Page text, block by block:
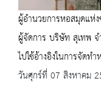
ผู้อำนวยการหอสมุดแห่ง
ผู้จัดการ บริษัท สุเทพ
ไปใช้อ้างอิงในการจัดท
วันศุกร์ที่ 07 สิงหาคม